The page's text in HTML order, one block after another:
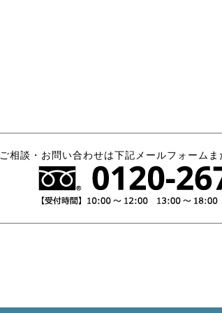
ご相談・お問い合わせは下記メールフォーム